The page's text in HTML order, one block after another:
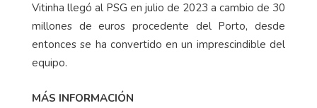
Vitinha llegó al PSG en julio de 2023 a cambio de 30
millones de euros procedente del Porto, desde
entonces se ha convertido en un imprescindible del
equipo.
MÁS INFORMACIÓN